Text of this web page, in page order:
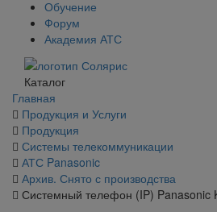
Обучение
Форум
Академия АТС
Каталог
Главная
Продукция и Услуги
Продукция
Системы телекоммуникации
АТС Panasonic
Архив. Снято с производства
Системный телефон (IP) Panasonic